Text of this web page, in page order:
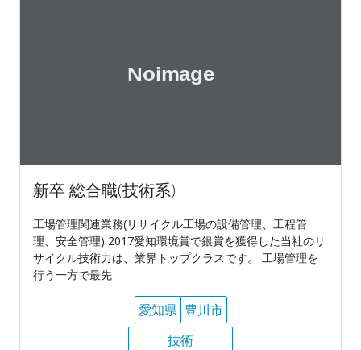
新卒 総合職(技術系)
工場管理関連業務(リサイクル工場の設備管理、工程管
理、安全管理) 2017愛知環境賞で銀賞を獲得した当社のリ
サイクル技術力は、業界トップクラスです。 工場管理を
行う一方で最先
愛知県 豊川市
技術